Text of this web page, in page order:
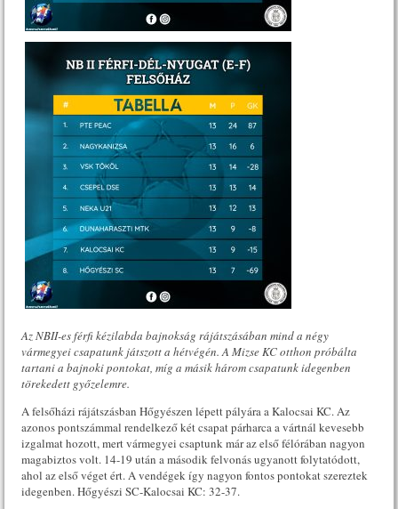
Az NBII-es férfi kézilabda bajnokság rájátszásában mind a négy
vármegyei csapatunk játszott a hétvégén. A Mizse KC otthon próbálta
tartani a bajnoki pontokat, míg a másik három csapatunk idegenben
törekedett győzelemre.
A felsőházi rájátszásban Hőgyészen lépett pályára a Kalocsai KC. Az
azonos pontszámmal rendelkező két csapat párharca a vártnál kevesebb
izgalmat hozott, mert vármegyei csaptunk már az első félórában nagyon
magabiztos volt. 14-19 után a második felvonás ugyanott folytatódott,
ahol az első véget ért. A vendégek így nagyon fontos pontokat szereztek
idegenben. Hőgyészi SC-Kalocsai KC: 32-37.